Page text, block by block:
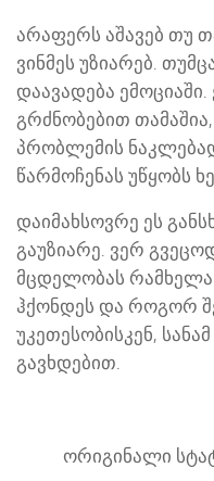
არაფერს აშავებ თუ
ვინმეს უზიარებ.
დაავადება
გრძნობებით
პრობლემის
წარმოჩენას უწყობს
დაიმახსოვრე ეს
გაუზიარე. ვერ
მცდელობას რამხელა
ჰქონდეს და როგორ
უკეთესობისკენ,
გავხდებით.
ორიგინალი